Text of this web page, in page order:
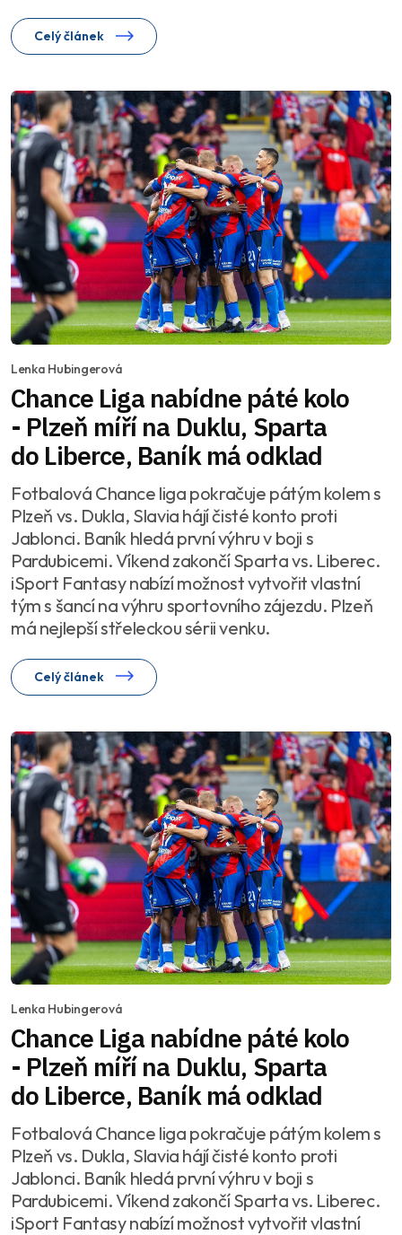
Celý článek
Lenka Hubingerová
Chance Liga nabídne páté kolo
- Plzeň míří na Duklu, Sparta
do Liberce, Baník má odklad
Fotbalová Chance liga pokračuje pátým kolem s
Plzeň vs. Dukla, Slavia hájí čisté konto proti
Jablonci. Baník hledá první výhru v boji s
Pardubicemi. Víkend zakončí Sparta vs. Liberec.
iSport Fantasy nabízí možnost vytvořit vlastní
tým s šancí na výhru sportovního zájezdu. Plzeň
má nejlepší střeleckou sérii venku.
Celý článek
Lenka Hubingerová
Chance Liga nabídne páté kolo
- Plzeň míří na Duklu, Sparta
do Liberce, Baník má odklad
Fotbalová Chance liga pokračuje pátým kolem s
Plzeň vs. Dukla, Slavia hájí čisté konto proti
Jablonci. Baník hledá první výhru v boji s
Pardubicemi. Víkend zakončí Sparta vs. Liberec.
iSport Fantasy nabízí možnost vytvořit vlastní